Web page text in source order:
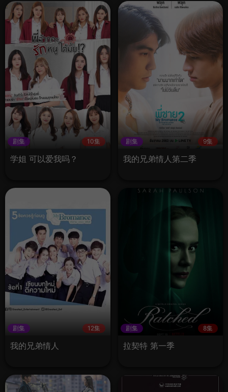
剧集 10集
学姐 可以爱我吗？
剧集 9集
我的兄弟情人第二季
剧集 12集
我的兄弟情人
剧集 8集
拉契特 第一季